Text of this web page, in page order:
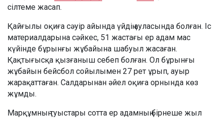
сілтеме жасап.
Қайғылы оқиға сәуір айында үйдің ауласында болған. Іс
материалдарына сәйкес, 51 жастағы ер адам мас
күйінде бұрынғы жұбайына шабуыл жасаған.
Қақтығысқа қызғаныш себеп болған. Ол бұрынғы
жұбайын бейсбол сойылымен 27 рет ұрып, ауыр
жарақаттаған. Салдарынан әйел оқиға орнында көз
жұмды.
Марқұмның туыстары сотта ер адамның бірнеше жыл